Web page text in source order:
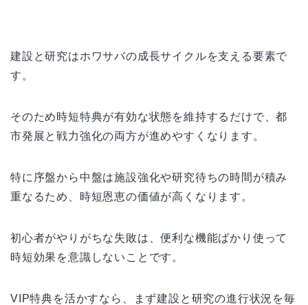
建設と研究はホワサバの成長サイクルを支える要素で
す。
そのため時短特典が有効な状態を維持するだけで、都
市発展と戦力強化の両方が進めやすくなります。
特に序盤から中盤は施設強化や研究待ちの時間が積み
重なるため、時短恩恵の価値が高くなります。
初心者がやりがちな失敗は、便利な機能ばかり使って
時短効果を意識しないことです。
VIP特典を活かすなら、まず建設と研究の進行状況を毎